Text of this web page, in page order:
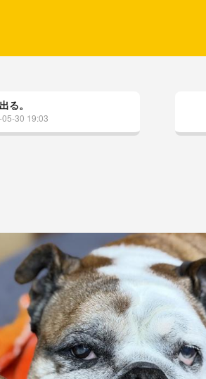
る。
30 19:03